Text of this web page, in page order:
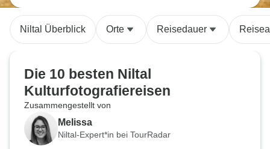
Niltal Überblick Orte Reisedauer
Die 10 besten Niltal
Kulturfotografiereisen
Zusammengestellt von
Melissa
Niltal-Expert*in bei TourRadar